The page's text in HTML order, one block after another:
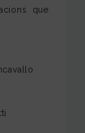
que